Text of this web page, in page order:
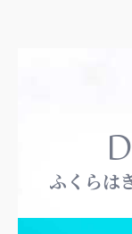
ふくらは